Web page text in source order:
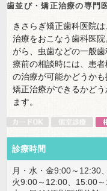
歯並び・矯正治療の専門
きさらぎ矯正歯科医院
治療をおこなう歯科医
がら、虫歯などの一般
療前の相談時には、患
の治療が可能かどうか
矯正治療ができるかど
ます。
診療時間
月・水・金9:00～12:30
火9:00～12:00、15:00